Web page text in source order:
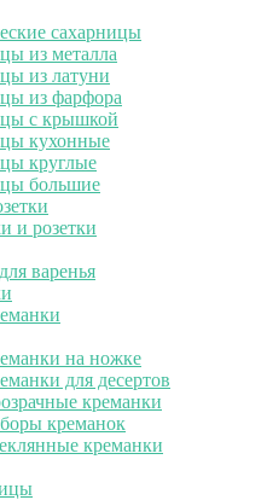
сахарницы
из металла
из латуни
из фарфора
с крышкой
кухонные
круглые
большие
и розетки
варенья
на ножке
для десертов
креманки
креманок
креманки